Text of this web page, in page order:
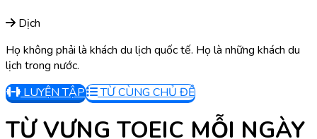
Dịch
Họ không phải là khách du lịch quốc tế. Họ là những khách du
lịch trong nước.
LUYỆN TẬP
TỪ CÙNG CHỦ ĐỀ
TỪ VỰNG TOEIC MỖI NGÀY